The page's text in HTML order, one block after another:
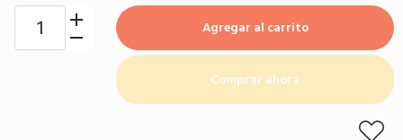
Agregar al carrito
Comprar ahora